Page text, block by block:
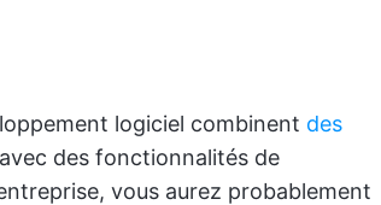
logiciel combinent des
des fonctionnalités de
vous aurez probablement